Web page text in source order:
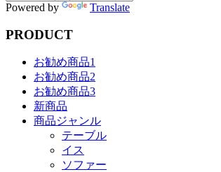
Powered by Translate
PRODUCT
お勧め商品1
お勧め商品2
お勧め商品3
新商品
商品ジャンル
テーブル
イス
ソファー